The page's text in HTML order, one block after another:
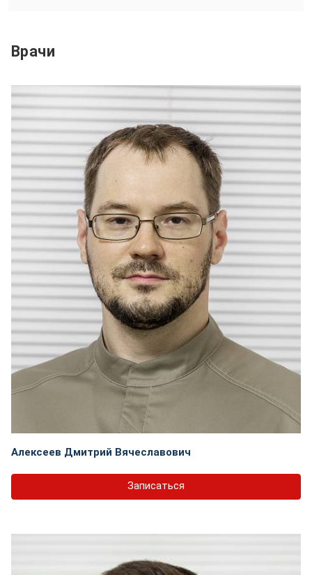
Врачи
Алексеев Дмитрий Вячеславович
Записаться